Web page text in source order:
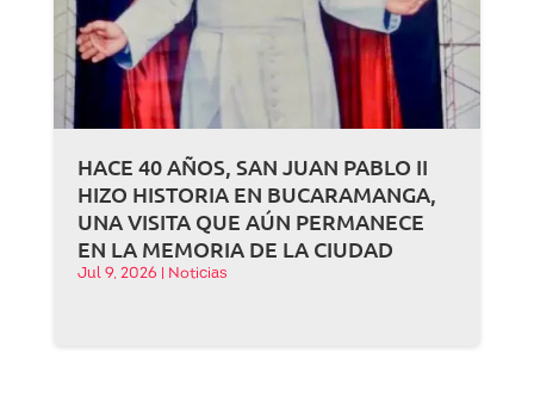
HACE 40 AÑOS, SAN JUAN PABLO II
HIZO HISTORIA EN BUCARAMANGA,
UNA VISITA QUE AÚN PERMANECE
EN LA MEMORIA DE LA CIUDAD
Jul 9, 2026 Noticias